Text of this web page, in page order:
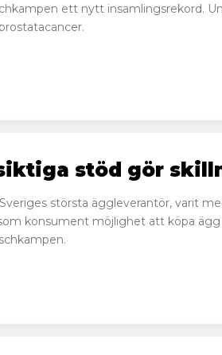
ett nytt insamlingsrekord.
stöd gör
största äggleverantör, varit
konsument möjlighet att köpa ägg